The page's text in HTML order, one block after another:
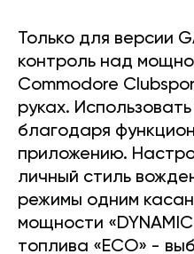
Только для версии
контроль над
Commodore
руках.
благодаря
приложению.
личный стиль
режимы одним
мощности
топлива «ECO» -